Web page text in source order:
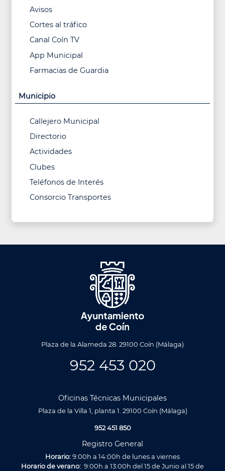
Avisos
Cortes al tráfico
Canal Coín TV
App Municipal
Farmacias de Guardia
Municipio
Callejero Municipal
Directorio
Actividades
Clubes
Teléfonos de Interés
Consorcio Transportes
Plaza de la Alameda 28. 29100 Coín (Málaga)
952 453 020
Oficinas Técnicas Municipales
Plaza de la Villa 1, planta 1. 29100 Coín (Málaga)
952 451 850
Registro General
Horario:9:00h a 14:00h de lunes a viernes
Horario de verano: 9:00h a 13:00h del 15 de Junio al 15 de